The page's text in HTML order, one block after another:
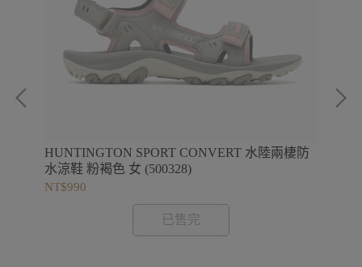
HUNTINGTON SPORT CONVERT 水陸兩棲防
水涼鞋 粉褐色 女 (500328)
NT$990
已售完